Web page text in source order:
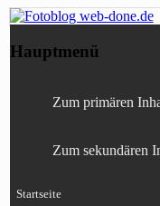
Fotoblog
Canon,
Hauptmenü
Zum primären
Zum sekundären
Startseite